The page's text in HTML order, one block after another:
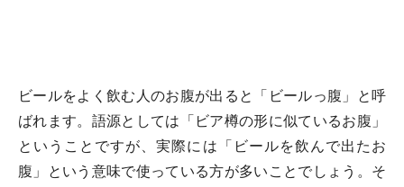
ビールをよく飲む人のお腹が出ると「ビールっ腹」と呼
ばれます。語源としては「ビア樽の形に似ているお腹」
ということですが、実際には「ビールを飲んで出たお
腹」という意味で使っている方が多いことでしょう。そ